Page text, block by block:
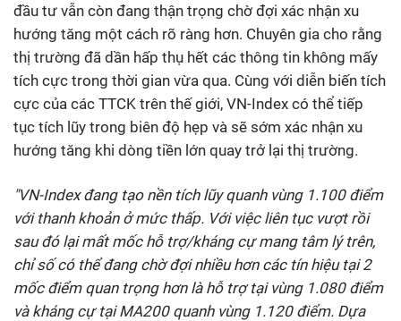
đầu tư vẫn còn đang thận trọng chờ đợi xác nhận xu
hướng tăng một cách rõ ràng hơn. Chuyên gia cho rằng
thị trường đã dần hấp thụ hết các thông tin không mấy
tích cực trong thời gian vừa qua. Cùng với diễn biến tích
cực của các TTCK trên thế giới, VN-Index có thể tiếp
tục tích lũy trong biên độ hẹp và sẽ sớm xác nhận xu
hướng tăng khi dòng tiền lớn quay trở lại thị trường.
"VN-Indexđang tạo nền tích lũy quanh vùng 1.100 điểm
với thanh khoản ở mức thấp. Với việc liên tục vượt rồi
sau đó lại mất mốc hỗ trợ/kháng cự mang tâm lý trên,
chỉsốcó thể đang chờ đợi nhiều hơn các tín hiệu tại 2
mốc điểm quan trọng hơn là hỗ trợ tại vùng 1.080 điểm
và kháng cự tại MA200 quanh vùng 1.120 điểm. Dựa